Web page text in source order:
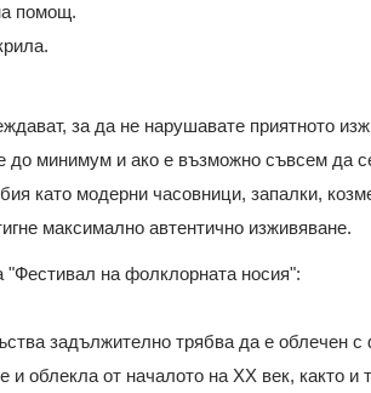
помощ.
за да не нарушавате приятното
до минимум и ако е възможно съвсем да
като модерни часовници, запалки,
максимално автентично изживяване.
"Фестивал на фолклорната носия":
задължително трябва да е облечен
и облекла от началото на ХХ век, както